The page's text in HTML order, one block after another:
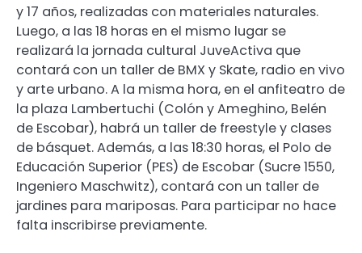
y 17 años, realizadas con materiales naturales.
Luego, a las 18 horas en el mismo lugar se
realizará la jornada cultural JuveActiva que
contará con un taller de BMX y Skate, radio en vivo
y arte urbano. A la misma hora, en el anfiteatro de
la plaza Lambertuchi (Colón y Ameghino, Belén
de Escobar), habrá un taller de freestyle y clases
de básquet. Además, a las 18:30 horas, el Polo de
Educación Superior (PES) de Escobar (Sucre 1550,
Ingeniero Maschwitz), contará con un taller de
jardines para mariposas. Para participar no hace
falta inscribirse previamente.